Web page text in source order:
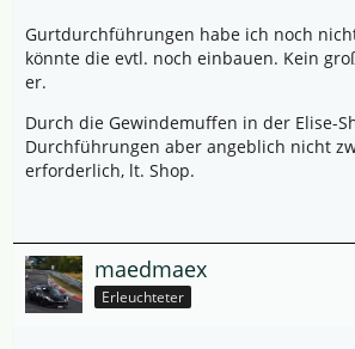
Gurtdurchführungen habe ich noch
könnte die evtl. noch einbauen. Kein
er.
Durch die Gewindemuffen in der Elise-
Durchführungen aber angeblich nicht
erforderlich, lt. Shop.
maedmaex
Erleuchteter